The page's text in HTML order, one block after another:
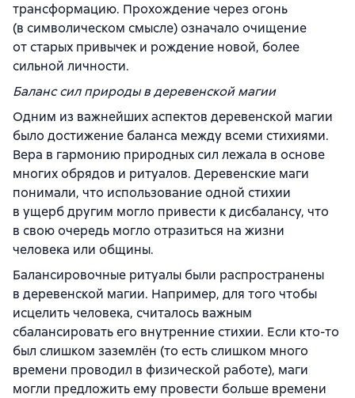
трансформацию. Прохождение через огонь
(в символическом смысле) означало очищение
от старых привычек и рождение новой, более
сильной личности.
Баланс сил природы в деревенской магии
Одним из важнейших аспектов деревенской магии
было достижение баланса между всеми стихиями.
Вера в гармонию природных сил лежала в основе
многих обрядов и ритуалов. Деревенские маги
понимали, что использование одной стихии
в ущерб другим могло привести к дисбалансу, что
в свою очередь могло отразиться на жизни
человека или общины.
Балансировочные ритуалы были распространены
в деревенской магии. Например, для того чтобы
исцелить человека, считалось важным
сбалансировать его внутренние стихии. Если кто-то
был слишком заземлён (то есть слишком много
времени проводил в физической работе), маги
могли предложить ему провести больше времени